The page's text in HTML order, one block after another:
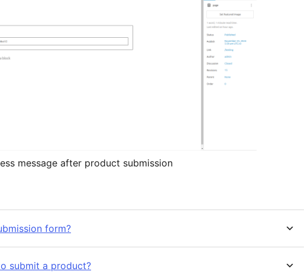
message after product submission
form?
submit a product?